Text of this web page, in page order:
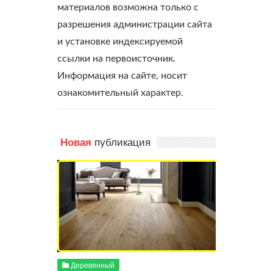
материалов возможна только с
разрешения администрации сайта
и установке индексируемой
ссылки на первоисточник.
Информация на сайте, носит
ознакомительный характер.
Новая публикация
Деревянный